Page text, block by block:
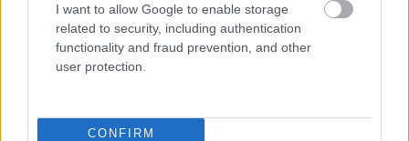
I want to allow Google to enable storage
related to security, including authentication
functionality and fraud prevention, and other
user protection.
CONFIRM
evatessza•2015. július 25.
Dátum: 2015. szeptember 17-18., október 1-2. és
október 15-16.
segítő szakmákban dolgozó ...